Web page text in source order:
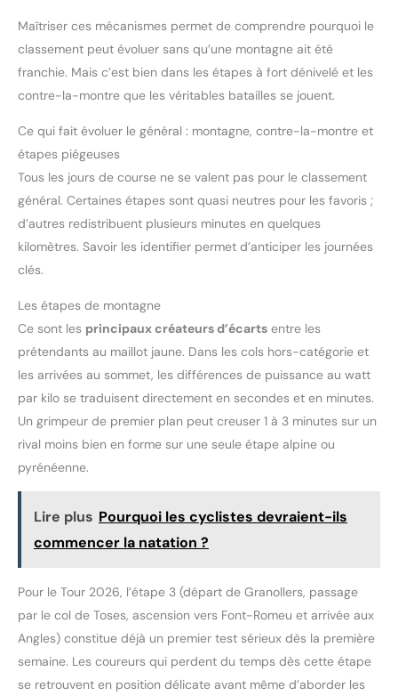
Maîtriser ces mécanismes permet de comprendre pourquoi le
classement peut évoluer sans qu’une montagne ait été
franchie. Mais c’est bien dans les étapes à fort dénivelé et les
contre-la-montre que les véritables batailles se jouent.
Ce qui fait évoluer le général : montagne, contre-la-montre et
étapes piégeuses
Tous les jours de course ne se valent pas pour le classement
général. Certaines étapes sont quasi neutres pour les favoris ;
d’autres redistribuent plusieurs minutes en quelques
kilomètres. Savoir les identifier permet d’anticiper les journées
clés.
Les étapes de montagne
Ce sont les principaux créateurs d’écarts entre les
prétendants au maillot jaune. Dans les cols hors-catégorie et
les arrivées au sommet, les différences de puissance au watt
par kilo se traduisent directement en secondes et en minutes.
Un grimpeur de premier plan peut creuser 1 à 3 minutes sur un
rival moins bien en forme sur une seule étape alpine ou
pyrénéenne.
Lire plus Pourquoi les cyclistes devraient-ils
commencer la natation ?
Pour le Tour 2026, l’étape 3 (départ de Granollers, passage
par le col de Toses, ascension vers Font-Romeu et arrivée aux
Angles) constitue déjà un premier test sérieux dès la première
semaine. Les coureurs qui perdent du temps dès cette étape
se retrouvent en position délicate avant même d’aborder les